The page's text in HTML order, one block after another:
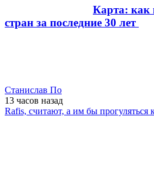
Карта: как
стран за последние 30 лет
Станислав По
13 часов назад
Rafis, считают, а им бы прогуляться